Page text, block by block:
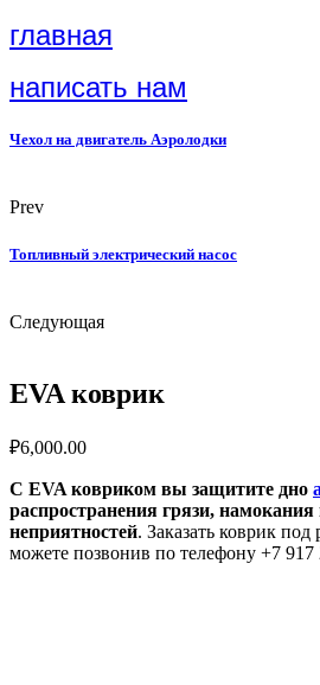
главная
написать нам
Чехол на двигатель Аэролодки
Prev
Топливный электрический насос
Следующая
EVA коврик
₽6,000.00
С EVA ковриком вы защитите дно
распространения грязи,
неприятностей. Заказать коврик
можете позвонив по телефону +7 917